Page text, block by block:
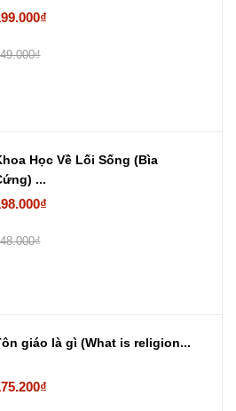
Học Về Lối Sống (Bìa
...
giáo là gì (What is religion...